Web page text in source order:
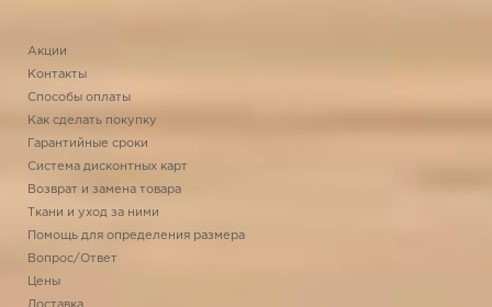
Акции
Контакты
Способы оплаты
Как сделать покупку
Гарантийные сроки
Система дисконтных карт
Возврат и замена товара
Ткани и уход за ними
Помощь для определения размера
Вопрос/Ответ
Цены
Доставка